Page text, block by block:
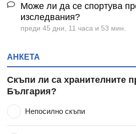
Може ли да се спортува
изследвания?
преди 45 дни, 11 часа и 53 мин.
АНКЕТА
Скъпи ли са хранителните
България?
Непосилно скъпи